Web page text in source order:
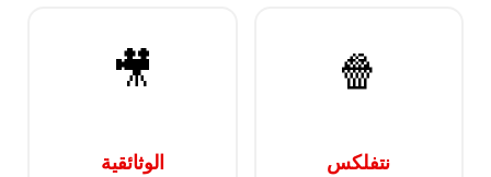
🍿
نتفلكس
🎥
الوثائقية